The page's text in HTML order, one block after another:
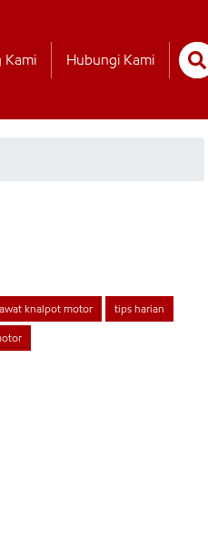
Kami Hubungi Kami
knalpot motor tips harian